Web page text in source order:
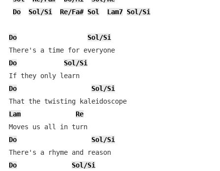
Do
Sol/Si Re/Fa# Sol Lam7 Sol/Si
Do
Sol/Si
There's a time for everyone
Do
Sol/Si
If they only learn
Do
Sol/Si
That the twisting kaleidoscope
Lam
Re
Moves us all in turn
Do
Sol/Si
There's a rhyme and reason
Do
Sol/Si